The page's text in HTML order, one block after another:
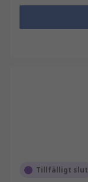
Tillfälligt slut